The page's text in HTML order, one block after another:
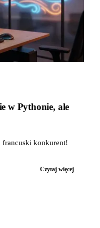
w Pythonie, ale
francuski konkurent!
Czytaj więcej